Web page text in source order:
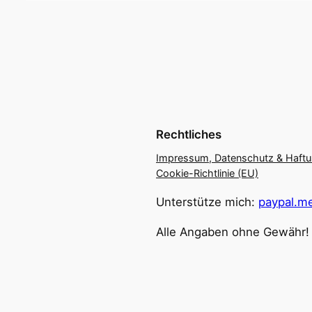
Rechtliches
Impressum, Datenschutz &
Cookie-Richtlinie (EU)
Unterstütze mich:
Alle Angaben ohne Gewähr!